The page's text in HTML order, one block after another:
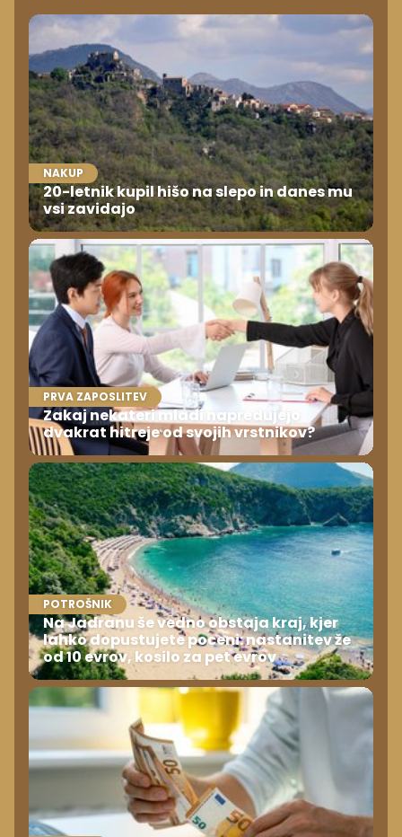
NAKUP
20-letnik kupil hišo na slepo in danes mu
vsi zavidajo
PRVA ZAPOSLITEV
Zakaj nekateri mladi napredujejo
dvakrat hitreje od svojih vrstnikov?
POTROŠNIK
Na Jadranu še vedno obstaja kraj, kjer
lahko dopustujete poceni: nastanitev že
od 10 evrov, kosilo za pet evrov